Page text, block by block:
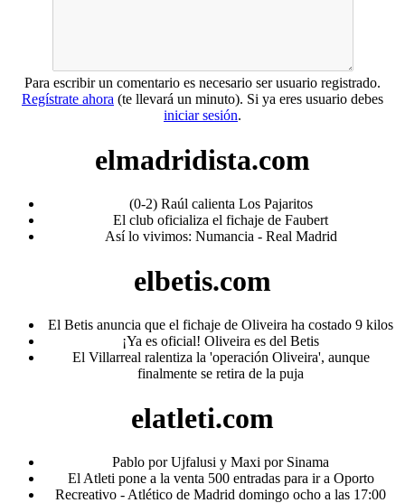
Para escribir un comentario es necesario ser usuario registrado.
Regístrate ahora (te llevará un minuto). Si ya eres usuario debes
iniciar sesión.
elmadridista.com
(0-2) Raúl calienta Los Pajaritos
El club oficializa el fichaje de Faubert
Así lo vivimos: Numancia - Real Madrid
elbetis.com
El Betis anuncia que el fichaje de Oliveira ha costado 9 kilos
¡Ya es oficial! Oliveira es del Betis
El Villarreal ralentiza la 'operación Oliveira', aunque
finalmente se retira de la puja
elatleti.com
Pablo por Ujfalusi y Maxi por Sinama
El Atleti pone a la venta 500 entradas para ir a Oporto
Recreativo - Atlético de Madrid domingo ocho a las 17:00